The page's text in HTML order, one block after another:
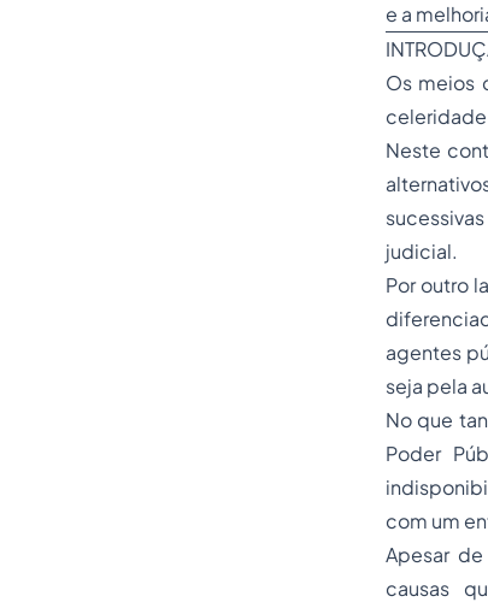
e a
Os meios
Neste
judicial.
Por outro
agentes
seja pela
No que
Poder
com um
Apesar
causas